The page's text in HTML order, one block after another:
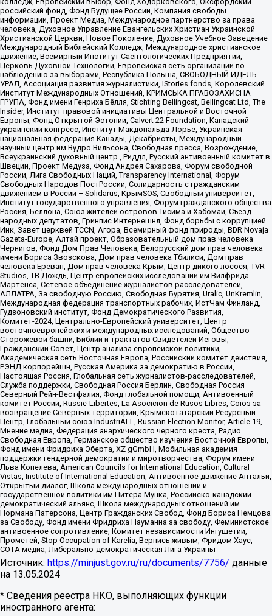
российский фонд, Фонд Будущее России, Компания свободы
информации, Проект Медиа, Международное партнерство за права
человека, Духовное Управление Евангельских Христиан Украинской
Христианской Церкви, Новое Поколение, Духовное Учебное Заведение
Международный Библейский Колледж, Международное христианское
движение, Всемирный Институт Саентологических Предприятий,
Церковь Духовной Технологии, Европейская сеть организаций по
наблюдению за выборами, Республика Польша, СВОБОДНЫЙ ИДЕЛЬ-
УРАЛ, Ассоциация развития журналистики, IStories fonds, Королевский
Институт Международных Отношений, КРИМСЬКА ПРАВОЗАХИСНА
ГРУПА, Фонд имени Генриха Бёлля, Stichting Bellingcat, Bellingcat Ltd, The
Insider, Институт правовой инициативы Центральной и Восточной
Европы, Фонд Открытой Эстонии, Calvert 22 Foundation, Канадский
украинский конгресс, Институт Макдональда-Лорье, Украинская
национальная федерация Канады, Декабристы, Международный
научный центр им Вудро Вильсона, Свободная пресса, Возрождение,
Всеукраинский духовный центр , Риддл, Русский антивоенный комитет в
Швеции, Проект Медуза, Фонд Андрея Сахарова, Форум свободной
России, Лига Свободных Наций, Transparеncy International, Форум
Свободных Народов ПостРоссии, Солидарность с гражданским
движением в России – Solidarus, КрымSOS, Свободный университет,
Институт государственного управления, Форум гражданского общества
Россия, Беллона, Союз жителей островов Тисима и Хабомаи, Съезд
народных депутатов, Гринпис Интернешнл, Фонд борьбы с коррупцией
Инк, Завет церквей TCCN, Агора, Всемирный фонд природы, BDR Novaja
Gazeta-Europe, Алтай проект, Образовательный дом прав человека
Чернигов, Фонд Дом Прав Человека, Белорусский дом прав человека
имени Бориса Звозскова, Дом прав человека Тбилиси, Дом прав
человека Ереван, Дом прав человека Крым, Центр дикого лосося, TVR
Studios, ТВ Дождь, Центр европейских исследований им Вилфрида
Мартенса, Сетевое объединение журналистов расследователей,
АЛЛАТРА, За свободную Россию, Свободная Бурятия, Uralic, UnKremlin,
Международная федерация транспортных рабочих, ИстЧам Финланд,
Гудзоновский институт, Фонд Демократического Развития,
Комитет-2024, Центрально-Европейский университет, Центр
восточноевропейских и международных исследований, Общество
Сторожевой башни, Библии и трактатов Свидетелей Иеговы,
Гражданский Совет, Центр анализа европейской политики,
Академическая сеть Восточная Европа, Российский комитет действия,
РЭНД корпорейшн, Русская Америка за демократию в России,
Настоящая Россия, Глобальная сеть журналистов-расследователей,
Служба поддержки, Свободная Россия Берлин, Свободная Россия
Северный Рейн-Вестфалия, Фонд глобальной помощи, Антивоенный
комитет России, Russie-Libertes, La Asocicion de Rusos Libres, Союз за
возвращение Северных территорий, Крымскотатарский Ресурсный
Центр, Глобальный союз IndustriALL, Russian Election Monitor, Article 19,
Мнение медиа, Федерация анархического черного креста, Радио
Свободная Европа, Германское общество изучения Восточной Европы,
Фонд имени Фридриха Эберта, XZ gGmbH, Мобильная академия
поддержки гендерной демократии и миротворчества, Форум имени
Льва Копелева, American Councils for International Education, Cultural
Vistas, Institute of International Education, Антивоенное движение Антальи,
Открытый диалог, Школа международных отношений и
государственной политики им Питера Мунка, Российско-канадский
демократический альянс, Школа международных отношений им
Нормана Патерсона, Центр Гражданских Свобод, Фонд Бориса Немцова
за Свободу, Фонд имени Фридриха Науманна за свободу, Феминистское
антивоенное сопротивление, Комитет независимости Ингушетии,
Прометей, Stop Occupation of Karelia, Вернись живым, Фридом Хаус,
СОТА медиа, Либерально-демократическая Лига Украины
Источник: https://minjust.gov.ru/ru/documents/7756/ данные
на 13.05.2024
* Сведения реестра НКО, выполняющих функции
иностранного агента: